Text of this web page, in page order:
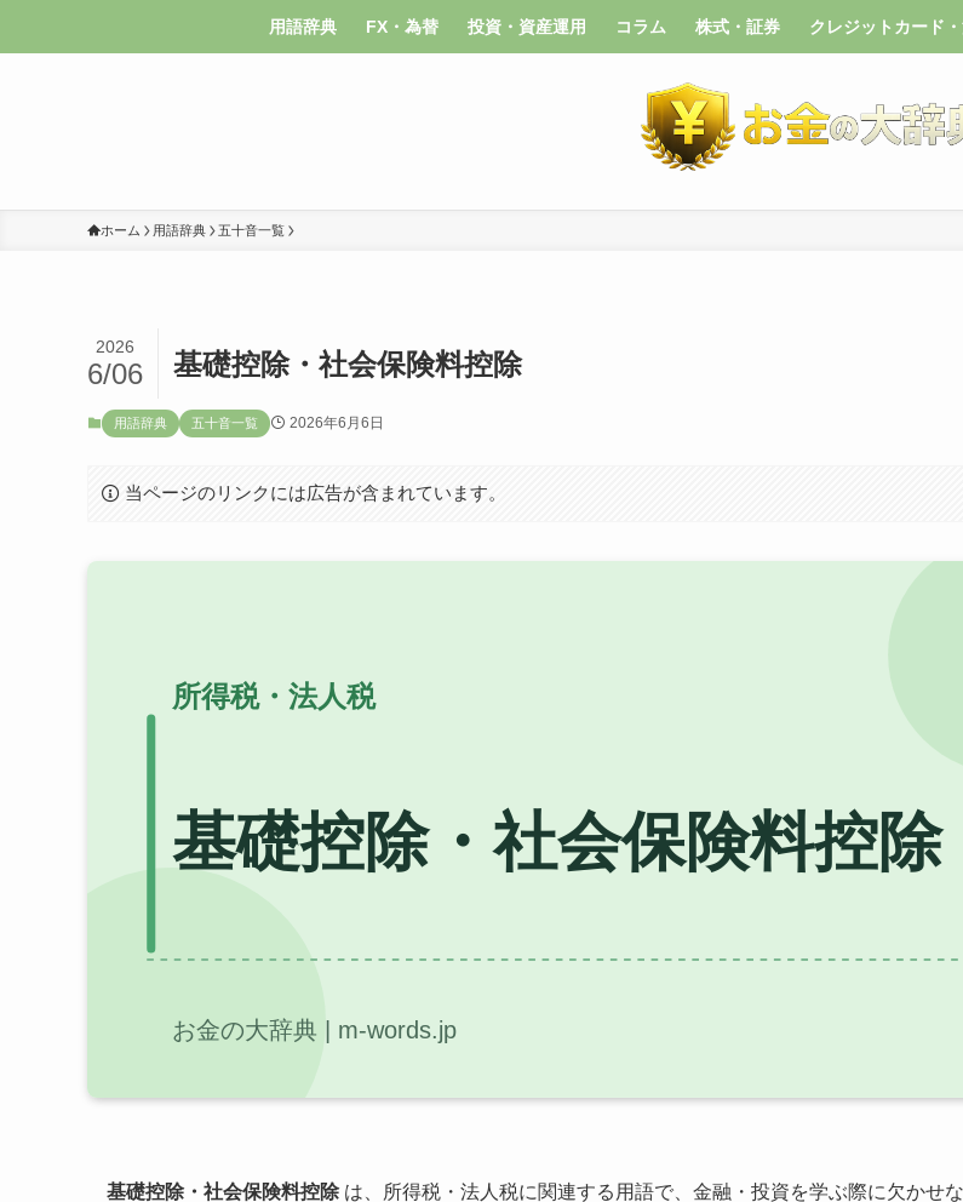
用語辞典 FX・為替 投資・資産運用 コラム 株式・証券 クレジットカード
ホーム 用語辞典 五十音一覧
基礎控除・社会保険料控除
2026
6/06
用語辞典 五十音一覧 2026年6月6日
当ページのリンクには広告が含まれています。
基礎控除・社会保険料控除は、所得税・法人税に関連する用語で、金融・投資を学ぶ際に欠かせ